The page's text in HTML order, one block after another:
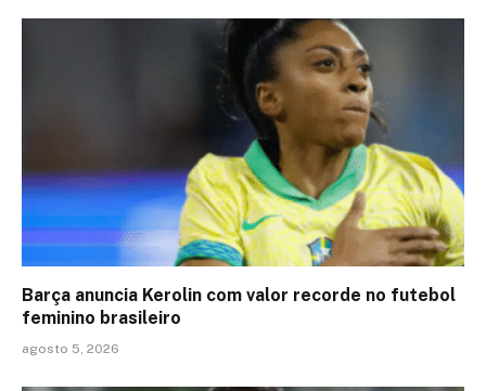
Barça anuncia Kerolin com valor recorde no futebol
feminino brasileiro
agosto 5, 2026